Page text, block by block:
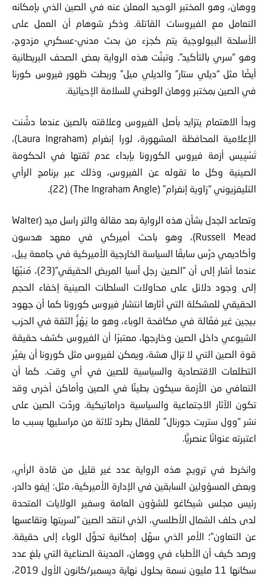
ووهان، وهو المختبر الوحيد المعلن عنه في الصين الذي بإمكانه
التعامل مع الفيروسات القاتلة. وذكر شوهام أن العمل على
الأسلحة البيولوجية يتم كجزء من بحث مدني-عسكري مزدوج،
وهو “سري بالتأكيد”. وتبنَّت هذه الرواية بعض الصحف البريطانية
أيضًا مثل “ديلي ستار” والديلي ميل” وربطت ظهور فيروس كورنا
في الصين بمختبر ووهان الوطني للسلامة الإحيائية.
وبدأ الاهتمام يتزايد بأصل الفيروس وعلاقته بالصين عندما دشَّنت
الإعلامية المحافظة المشهورة، لورا إنغرام (Laura Ingraham)،
تَسْيِيس أزمة فيروس الكورونا بإبداء عدم ثقتها في الحكومة
الصينية وكل ما تقوله عن الفيروس، وذلك عبر برنامج الرأي
التليفزيوني “زاوية إنغرام” (The Ingraham Angle) (22).
وتصاعد الجدل بشأن هذه الرواية بعد مقالة والتر راسل ميد (Walter
Russell Mead)، وهو باحث أميركي في معهد هدسون
وأكاديمي درَّس سابقًا السياسة الخارجية الأميركية في جامعة ييل،
عندما أشار إلى أن “الصين رجل آسيا المريض الحقيقي”(23)، مُنبِّهًا
إلى وجود دلائل على محاولات السلطات الصينية إخفاء الحجم
الحقيقي للمشكلة التي أثارها انتشار فيروس كورونا كما أن جهود
بيجين غير فعَّالة في مكافحة الوباء، وهو ما يَهُزُّ الثقة في الحزب
الشيوعي داخل الصين وخارجها، معتبرًا أن الفيروس كشف حقيقة
قوة الصين التي لا تزال هشة، ويمكن لفيروس مثل كورونا أن يغيِّر
التطلعات الاقتصادية والسياسية للصين في أي وقت. كما أن
التعافي من الأزمة سيكون بطيئًا في الصين وأماكن أخرى وقد
تكون الآثار الاجتماعية والسياسية دراماتيكية. وردَّت الصين على
نشر “وول ستريت جورنال” للمقال بطرد ثلاثة من مراسليها بسبب ما
اعتبرته عنوانًا عنصريًّا.
وانخرط في ترويج هذه الرواية عدد غير قليل من قادة الرأي،
وبعض المسؤولين السابقين في الإدارة الأميركية، مثل: إيفو دالدر،
رئيس مجلس شيكاغو للشؤون العامة وسفير الولايات المتحدة
لدى حلف الشمال الأطلسي، الذي انتقد الصين “لسريتها وتقاعسها
عن التعاون”؛ الأمر الذي سهَّل إمكانية تحوُّل الوباء إلى حقيقة.
ورصد كيف أن الأطباء في ووهان، المدينة الصناعية التي بلغ عدد
سكانها 11 مليون نسمة بحلول نهاية ديسمبر/كانون الأول 2019،